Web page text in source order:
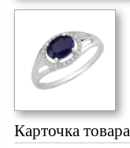
Карточка товара